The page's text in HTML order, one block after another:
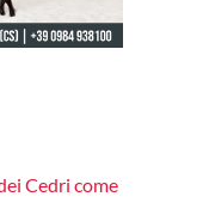
Cedri come